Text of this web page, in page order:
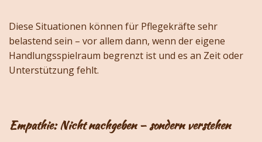
Diese Situationen können für Pflegekräfte sehr
belastend sein – vor allem dann, wenn der eigene
Handlungsspielraum begrenzt ist und es an Zeit oder
Unterstützung fehlt.
Empathie: Nicht nachgeben – sondern verstehen